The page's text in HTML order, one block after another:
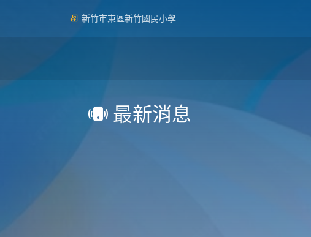
新竹市東區新竹國民小學
最新消息